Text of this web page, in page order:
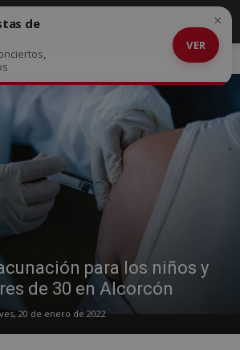
para los niños y
de 30 en Alcorcón
20 de enero de 2022
de
VER
×